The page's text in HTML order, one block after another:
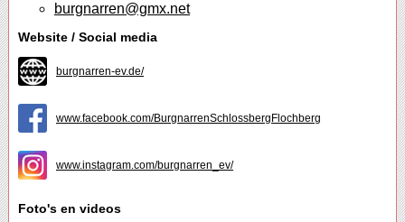
burgnarren@gmx.net
Website / Social media
burgnarren-ev.de/
www.facebook.com/BurgnarrenSchlossbergFlochberg
www.instagram.com/burgnarren_ev/
Foto's en videos